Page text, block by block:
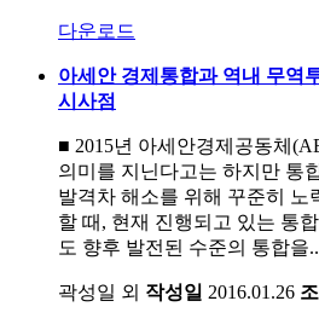
다운로드
아세안 경제통합과 역내 무역
시사점
■ 2015년 아세안경제공동체
의미를 지닌다고는 하지만 통
발격차 해소를 위해 꾸준히 노
할 때, 현재 진행되고 있는 통
도 향후 발전된 수준의 통합을..
곽성일 외 작성일 2016.01.26